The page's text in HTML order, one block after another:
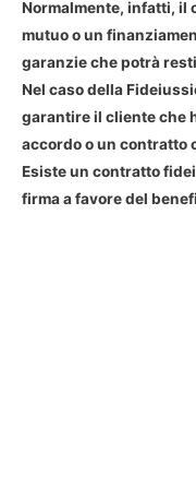
Normalmente, infatti, il
mutuo o un
garanzie che potrà
Nel caso della
garantire il cliente che
accordo o un contratto
Esiste un contratto
firma a favore del